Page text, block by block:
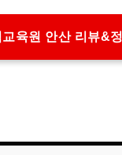
육원 안산 리뷰&